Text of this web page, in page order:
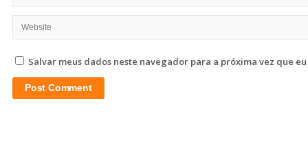
Salvar meus dados neste navegador para a próxima vez que